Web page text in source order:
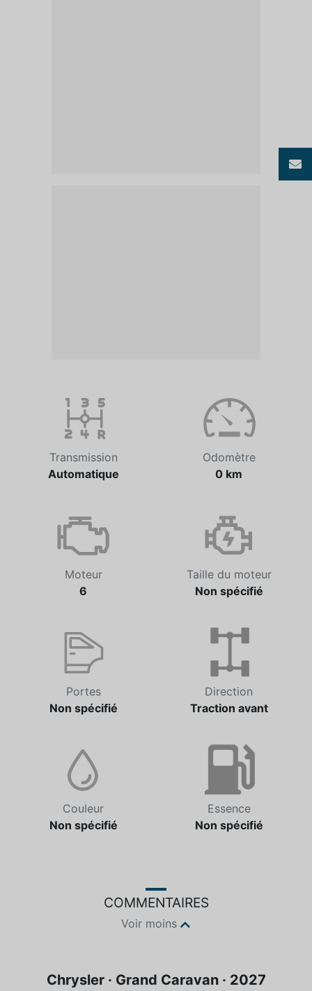
Automatique
0 km
6
Non spécifié
Non spécifié
Traction avant